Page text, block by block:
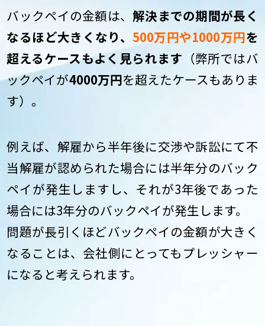
バックペイの金額は、解決までの期間が長く
なるほど大きくなり、500万円や1000万円を
超えるケースもよく見られます （弊所ではバ
ックペイが4000万円を超えたケースもありま
す）。
例えば、解雇から半年後に交渉や訴訟にて不
当解雇が認められた場合には半年分のバック
ペイが発生しますし、それが3年後であった
場合には3年分のバックペイが発生します。
問題が長引くほどバックペイの金額が大きく
なることは、会社側にとってもプレッシャー
になると考えられます。